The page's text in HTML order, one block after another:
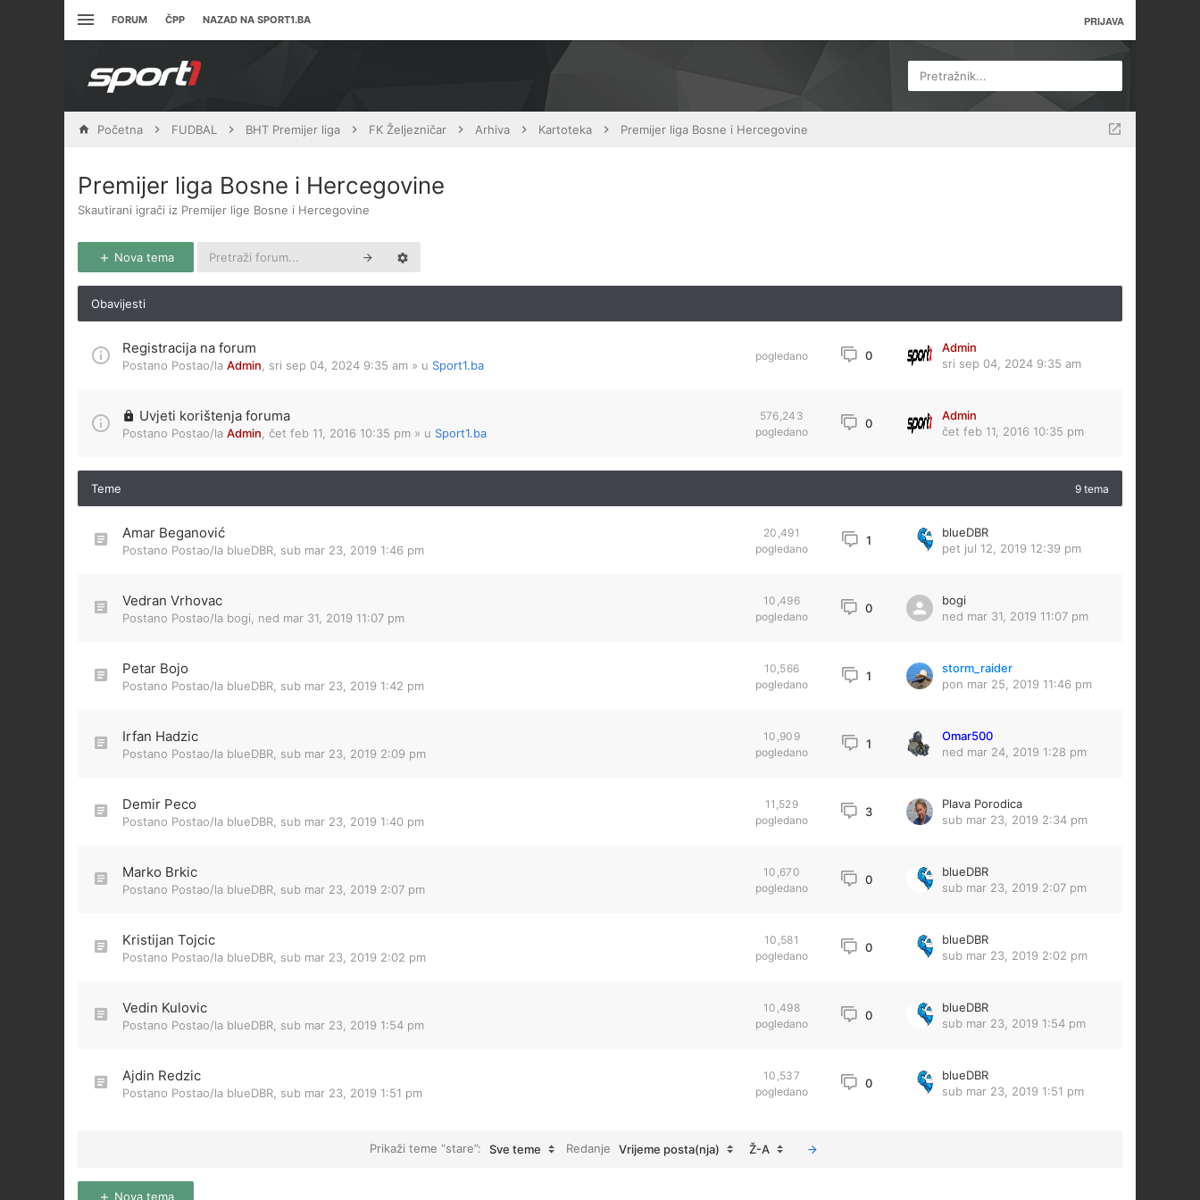
FORUM ČPP NAZAD NA SPORT1.BA PRIJAVA
Pretražnik...
Početna FUDBAL BHT Premijer liga FK Željezničar Arhiva Kartoteka Premijer liga Bosne i Hercegovine
Premijer liga Bosne i Hercegovine
Skautirani igrači iz Premijer lige Bosne i Hercegovine
Nova tema
Obavijesti
Registracija na forum
Postano Postao/la Admin sri sep 04, 2024 9:35 am » u Sport1.ba
pogledano 0
Admin
sri sep 04, 2024 9:35 am
Uvjeti korištenja foruma
Postano Postao/la Admin čet feb 11, 2016 10:35 pm » u Sport1.ba
576,243
pogledano
0
Admin
čet feb 11, 2016 10:35 pm
Teme 9 tema
Amar Beganović
Postano Postao/la blueDBR sub mar 23, 2019 1:46 pm
20,491
pogledano
1
blueDBR
pet jul 12, 2019 12:39 pm
Vedran Vrhovac
Postano Postao/la bogi ned mar 31, 2019 11:07 pm
10,496
pogledano
0
bogi
ned mar 31, 2019 11:07 pm
Petar Bojo
Postano Postao/la blueDBR sub mar 23, 2019 1:42 pm
10,566
pogledano
1
storm_raider
pon mar 25, 2019 11:46 pm
Irfan Hadzic
Postano Postao/la blueDBR sub mar 23, 2019 2:09 pm
10,909
pogledano
1
Omar500
ned mar 24, 2019 1:28 pm
Demir Peco
Postano Postao/la blueDBR sub mar 23, 2019 1:40 pm
11,529
pogledano
3
Plava Porodica
sub mar 23, 2019 2:34 pm
Marko Brkic
Postano Postao/la blueDBR sub mar 23, 2019 2:07 pm
10,670
pogledano
0
blueDBR
sub mar 23, 2019 2:07 pm
Kristijan Tojcic
Postano Postao/la blueDBR sub mar 23, 2019 2:02 pm
10,581
pogledano
0
blueDBR
sub mar 23, 2019 2:02 pm
Vedin Kulovic
Postano Postao/la blueDBR sub mar 23, 2019 1:54 pm
10,498
pogledano
0
blueDBR
sub mar 23, 2019 1:54 pm
Ajdin Redzic
Postano Postao/la blueDBR sub mar 23, 2019 1:51 pm
10,537
pogledano
0
blueDBR
sub mar 23, 2019 1:51 pm
Prikaži teme “stare”: Sve teme Redanje Vrijeme posta(nja) Ž-A
Nova tema